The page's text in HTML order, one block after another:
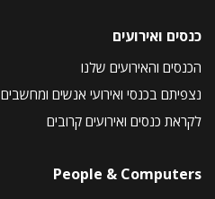
כנסים ואירועים
הכנסים והאירועים שלנו
נצפיתם בכנסי ואירועי אנשים ומחשבים
לקראת כנסים ואירועים קרובים
People & Computers